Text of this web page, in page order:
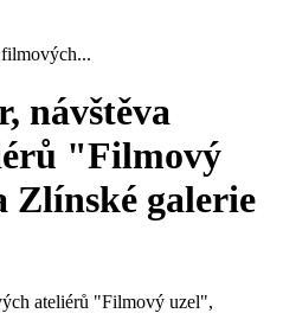
návštěva
"Filmový
Zlínské galerie
ateliérů "Filmový uzel",